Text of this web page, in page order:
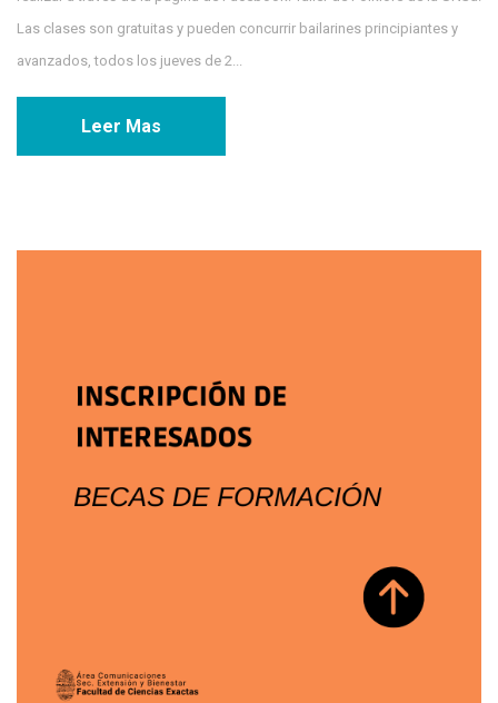
Las clases son gratuitas y pueden concurrir bailarines principiantes y
avanzados, todos los jueves de 2...
Leer Mas